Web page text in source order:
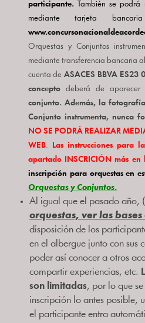
participante. También se
mediante tarjeta
Orquestas y Conjuntos
mediante transferencia bancaria
cuenta deASACES BBVA ES23
conceptodeberá de aparecer
conjunto. Además, la
Conjunto instrumenta, nunca
NO SE PODRÁ REALIZAR
WEB. Las instrucciones para
apartado INSCRICIÓN más en
inscripción para orquestas en
Orquestas y Conjuntos.
Al igual que el pasado año, (
orquestas, ver las bases
disposición de los
en el albergue junto con sus
poder así conocer a otros
compartir experiencias, etc.
son limitadas, por lo que
inscripción lo antes posible,
el participante entra